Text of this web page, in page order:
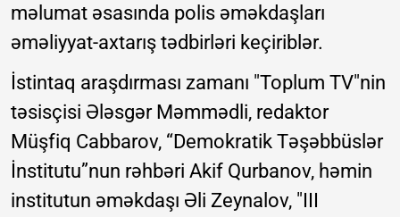
məlumat əsasında polis əməkdaşları
əməliyyat-axtarış tədbirləri keçiriblər.
İstintaq araşdırması zamanı "Toplum TV"nin
təsisçisi Ələsgər Məmmədli, redaktor
Müşfiq Cabbarov, “Demokratik Təşəbbüslər
İnstitutu”nun rəhbəri Akif Qurbanov, həmin
institutun əməkdaşı Əli Zeynalov, "III